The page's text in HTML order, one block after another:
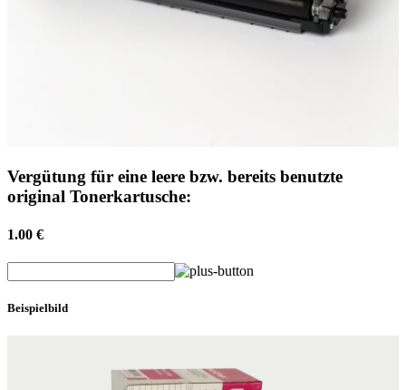
Vergütung für eine leere bzw. bereits benutzte
original Tonerkartusche:
1.00 €
Beispielbild